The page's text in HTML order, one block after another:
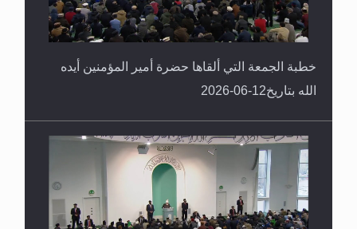
خطبة الجمعة التي ألقاها حضرة أمير المؤمنين أيده
الله بتاريخ12-06-2026